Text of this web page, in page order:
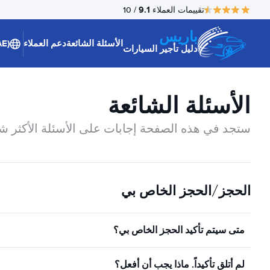
تقييمات العملاء 9.1
/ 10
باريس
دليل تأجير السياراتالأسئلة الشائعةدعم العملاء (AE)
الأسئلة الشائعة
ستجد في هذه الصفحة إجابات على الأسئلة الأكثر
الحجز/الحجز الخاص بي
متى سيتم تأكيد الحجز الخاص بي؟
لم أتلق تأكيداً. ماذا يجب أن أفعل؟